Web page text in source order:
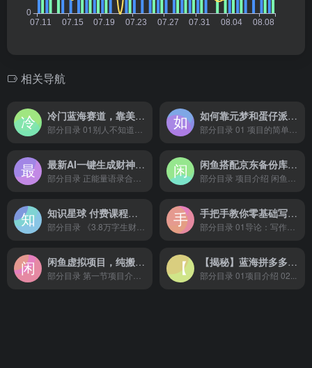
相关导航
冷门蓝海赛道，靠美女照片掘金，一月两万+，0 基础也能做 如何靠元梦和蛋仔派对日入1000+黑科技过实名无脑转化【揭秘】
最新AI一键生成财神爷，刷爆新年祝福流量，一天变现2000+ 闲鱼搭配京东备份库搬运，一单纯利润 200-300，全部正品靠谱，适合新手！
知识星球 付费课程（300篇） 手把手教你零基础写作，业余时间月入过万
闲鱼虚拟项目，纯搬运一个月挣了 3W，单号月入 5000 起步 【揭秘】蓝海拼多多不露脸直播，11 月最新玩法，单天变现 3000+ 素人读稿即可
部分目录 01项目介绍 02...